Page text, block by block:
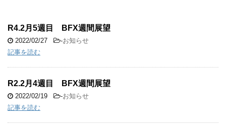
R4.2月5週目 BFX週間展望
2022/02/27 -お知らせ
記事を読む
R2.2月4週目 BFX週間展望
2022/02/19 -お知らせ
記事を読む